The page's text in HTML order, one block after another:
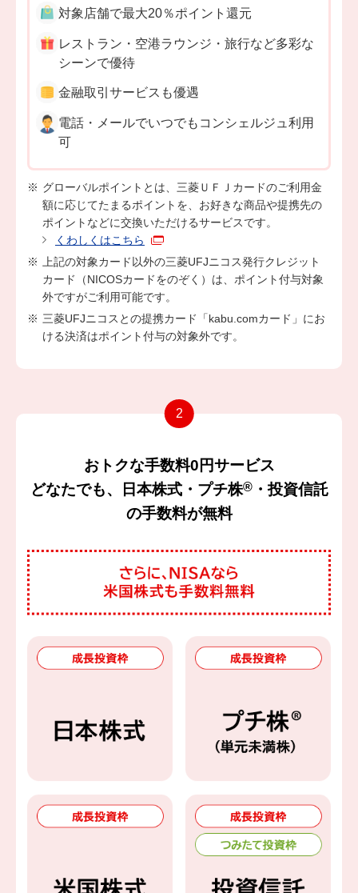
対象店舗で最大20％ポイント還元
レストラン・空港ラウンジ・旅行など多彩な
シーンで優待
金融取引サービスも優遇
電話・メールでいつでもコンシェルジュ利用
可
グローバルポイントとは、三菱ＵＦＪカードのご利用金
額に応じてたまるポイントを、お好きな商品や提携先の
ポイントなどに交換いただけるサービスです。
くわしくはこちら
上記の対象カード以外の三菱UFJニコス発行クレジット
カード（NICOSカードをのぞく）は、ポイント付与対象
外ですがご利用可能です。
三菱UFJニコスとの提携カード「kabu.comカード」にお
ける決済はポイント付与の対象外です。
おトクな手数料0円サービス
どなたでも、日本株式・プチ株®・投資信託
の手数料が無料